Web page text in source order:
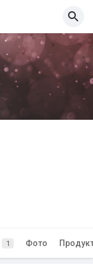
1 Фото